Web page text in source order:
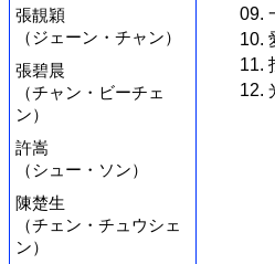
張靚穎
（ジェーン・チャン）
張碧晨
（チャン・ビーチェ
ン）
許嵩
（シュー・ソン）
陳楚生
（チェン・チュウシェ
ン）
09.
10.
11.
12.